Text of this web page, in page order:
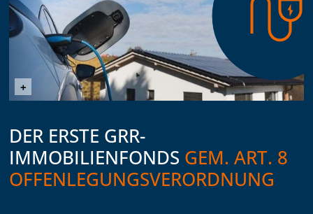
©halfpoint (Envato Elements)
+
DER ERSTE GRR-
IMMOBILIENFONDS GEM. ART. 8
OFFENLEGUNGSVERORDNUNG